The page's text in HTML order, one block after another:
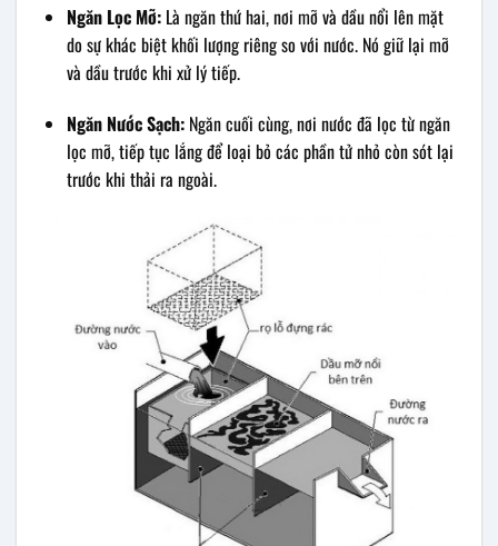
Ngăn Lọc Mỡ:Là ngăn thứ hai, nơi mỡ và dầu nổi lên mặt
do sự khác biệt khối lượng riêng so với nước. Nó giữ lại mỡ
và dầu trước khi xử lý tiếp.
Ngăn Nước Sạch:Ngăn cuối cùng, nơi nước đã lọc từ ngăn
lọc mỡ, tiếp tục lắng để loại bỏ các phần tử nhỏ còn sót lại
trước khi thải ra ngoài.